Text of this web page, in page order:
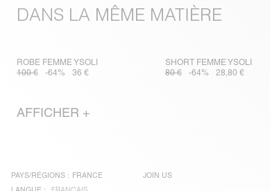
DANS LA MÊME MATIÈRE
ROBE FEMME YSOLI
100 €
-64% 36 €
SHORT FEMME YSOLI
80 €
-64% 28,80 €
AFFICHER +
PAYS/RÉGIONS : FRANCE
JOIN US